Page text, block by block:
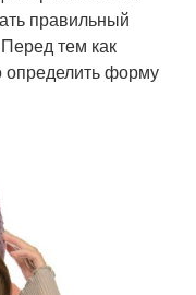
правильный
тем как
определить форму